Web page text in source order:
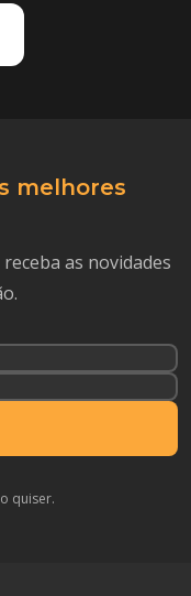
melhores
as novidades
quiser.